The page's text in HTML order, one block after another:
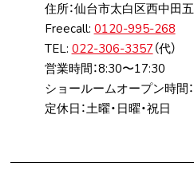
住所：仙台市太⽩区⻄中⽥
Freecall: 0120-995-268
TEL: 022-306-3357 （代）
営業時間：8:30〜17:30
ショールームオープン時間
定休日：土曜・日曜・祝日